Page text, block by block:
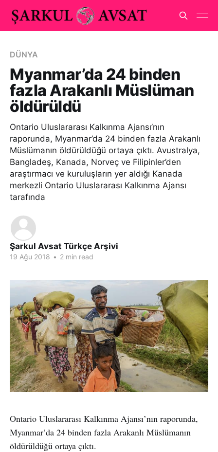
DÜNYA
Myanmar’da 24 binden
fazla Arakanlı Müslüman
öldürüldü
Ontario Uluslararası Kalkınma Ajansı’nın
raporunda, Myanmar’da 24 binden fazla Arakanlı
Müslümanın öldürüldüğü ortaya çıktı. Avustralya,
Bangladeş, Kanada, Norveç ve Filipinler’den
araştırmacı ve kuruluşların yer aldığı Kanada
merkezli Ontario Uluslararası Kalkınma Ajansı
tarafında
Şarkul Avsat Türkçe Arşivi
19 Ağu 2018 • 2 min read
Ontario Uluslararası Kalkınma Ajansı’nın raporunda,
Myanmar’da 24 binden fazla Arakanlı Müslümanın
öldürüldüğü ortaya çıktı.